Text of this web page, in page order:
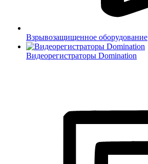
Взрывозащищенное оборудование
Видеорегистраторы Domination